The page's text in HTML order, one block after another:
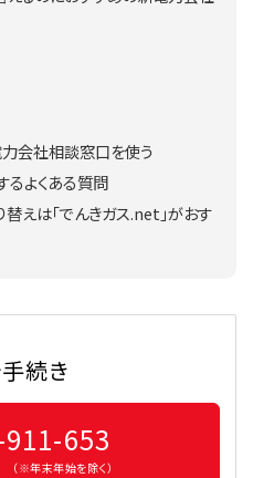
会社相談窓口を使う
よくある質問
えは「でんきガス.net」がおす
続き
653
※年末年始を除く）